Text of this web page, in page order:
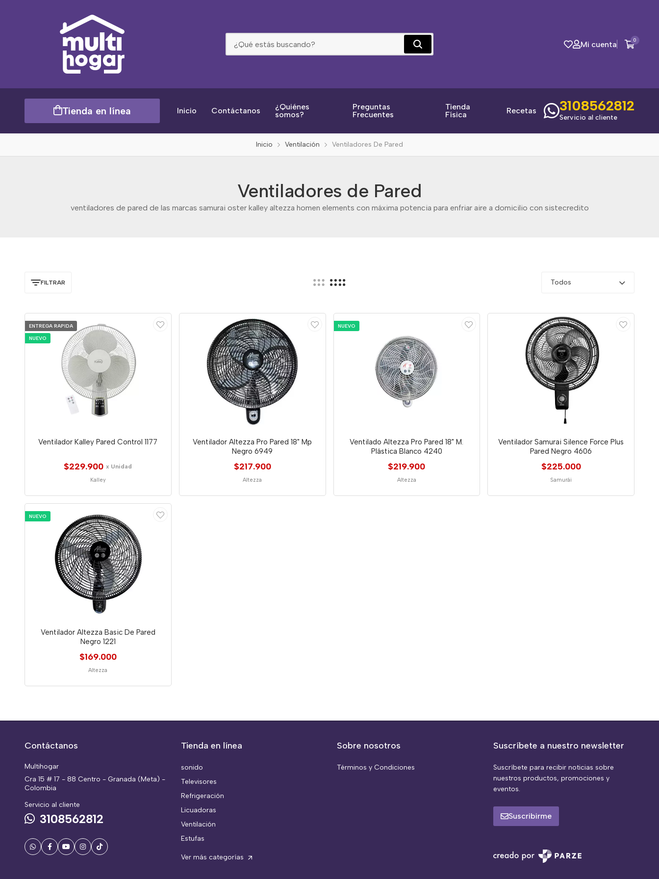
Mi cuenta 0
Tienda en línea Inicio Contáctanos
¿Quiénes
somos?
Preguntas
Frecuentes
Tienda
Física
Recetas 3108562812
Servicio al cliente
Inicio Ventilación Ventiladores De Pared
Ventiladores de Pared
ventiladores de pared de las marcas samurai oster kalley altezza homen elements con máxima potencia para enfriar aire a domicilio con sistecredito
FILTRAR Todos
ENTREGA RAPIDA
NUEVO
Ventilador Kalley Pared Control 1177
$229.900 x Unidad
Kalley
Ventilador Altezza Pro Pared 18" Mp
Negro 6949
$217.900
Altezza
NUEVO
Ventilado Altezza Pro Pared 18" M.
Plástica Blanco 4240
$219.900
Altezza
Ventilador Samurai Silence Force Plus
Pared Negro 4606
$225.000
Samurái
NUEVO
Ventilador Altezza Basic De Pared
Negro 1221
$169.000
Altezza
Contáctanos
Multihogar
Cra 15 # 17 - 88 Centro - Granada (Meta) -
Colombia
Servicio al cliente
3108562812
Tienda en línea
sonido
Televisores
Refrigeración
Licuadoras
Ventilación
Estufas
Ver más categorías
Sobre nosotros
Términos y Condiciones
Suscríbete a nuestro newsletter
Suscríbete para recibir noticias sobre
nuestros productos, promociones y
eventos.
Suscribirme